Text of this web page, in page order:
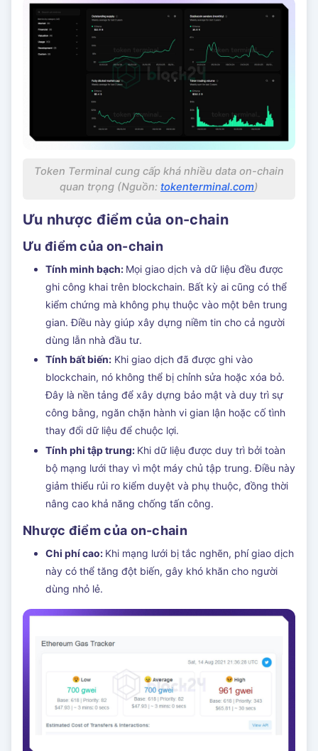
Token Terminal cung cấp khá nhiều data on-chain
quan trọng (Nguồn: tokenterminal.com)
Ưu nhược điểm của on-chain
Ưu điểm của on-chain
Tính minh bạch: Mọi giao dịch và dữ liệu đều được
ghi công khai trên blockchain. Bất kỳ ai cũng có thể
kiểm chứng mà không phụ thuộc vào một bên trung
gian. Điều này giúp xây dựng niềm tin cho cả người
dùng lẫn nhà đầu tư.
Tính bất biến: Khi giao dịch đã được ghi vào
blockchain, nó không thể bị chỉnh sửa hoặc xóa bỏ.
Đây là nền tảng để xây dựng bảo mật và duy trì sự
công bằng, ngăn chặn hành vi gian lận hoặc cố tình
thay đổi dữ liệu để chuộc lợi.
Tính phi tập trung: Khi dữ liệu được duy trì bởi toàn
bộ mạng lưới thay vì một máy chủ tập trung. Điều này
giảm thiểu rủi ro kiểm duyệt và phụ thuộc, đồng thời
nâng cao khả năng chống tấn công.
Nhược điểm của on-chain
Chi phí cao: Khi mạng lưới bị tắc nghẽn, phí giao dịch
này có thể tăng đột biến, gây khó khăn cho người
dùng nhỏ lẻ.